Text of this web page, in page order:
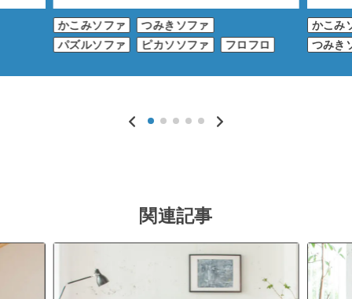
かこみソファ
つみきソファ
パズルソファ
ピカソソファ フロフロ
かこみ
つみき
関連記事